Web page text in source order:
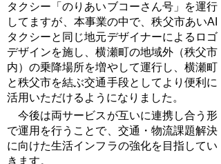
タクシー「のりあいブコーさん号」を運行
してますが、本事業の中で、秩父市あいAI
タクシーと同じ地元デザイナーによるロゴ
デザインを施し、横瀬町の地域外（秩父市
内）の乗降場所を増やして運行し、横瀬町
と秩父市を結ぶ交通手段としてより便利に
活用いただけるようになりました。
今後は両サービスが互いに連携し合う形
で運用を行うことで、交通・物流課題解決
に向けた生活インフラの強化を目指してい
きます。